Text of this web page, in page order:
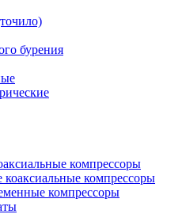
бурения
компрессоры
коаксиальные компрессоры
компрессоры